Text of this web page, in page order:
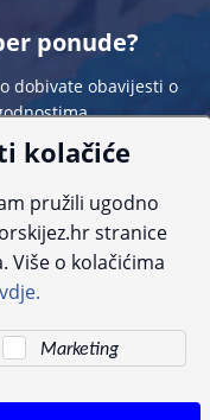
ponude?
dobivate obavijesti o
osigurati što preciznije
garantirati potpunu
ili e-maila:info@morskijez.hr
kolačiće
pružili ugodno
stranice
Više o kolačićima
Marketing